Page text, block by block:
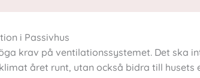
i Passivhus
krav på ventilationssystemet. Det ska
året runt, utan också bidra till husets